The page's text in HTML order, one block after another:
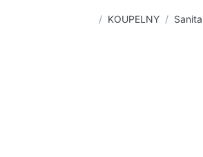
Domovská stránka
KOUPELNY Sanita